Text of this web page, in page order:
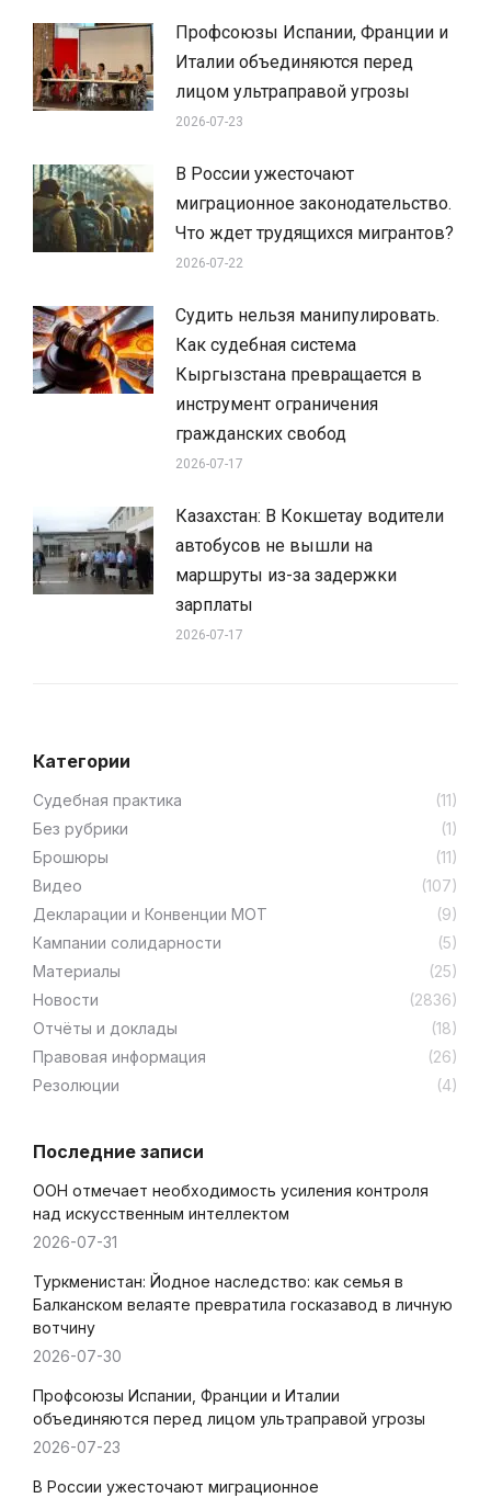
Профсоюзы Испании, Франции и
Италии объединяются перед
лицом ультраправой угрозы
2026-07-23
В России ужесточают
миграционное законодательство.
Что ждет трудящихся мигрантов?
2026-07-22
Судить нельзя манипулировать.
Как судебная система
Кыргызстана превращается в
инструмент ограничения
гражданских свобод
2026-07-17
Казахстан: В Кокшетау водители
автобусов не вышли на
маршруты из-за задержки
зарплаты
2026-07-17
Категории
Cудебная практика
(11)
Без рубрики
(1)
Брошюры
(11)
Видео
(107)
Декларации и Конвенции МОТ
(9)
Кампании солидарности
(5)
Материалы
(25)
Новости
(2836)
Отчёты и доклады
(18)
Правовая информация
(26)
Резолюции
(4)
Последние записи
ООН отмечает необходимость усиления контроля
над искусственным интеллектом
2026-07-31
Туркменистан: Йодное наследство: как семья в
Балканском велаяте превратила госказавод в личную
вотчину
2026-07-30
Профсоюзы Испании, Франции и Италии
объединяются перед лицом ультраправой угрозы
2026-07-23
В России ужесточают миграционное